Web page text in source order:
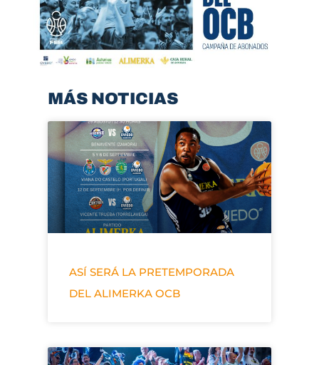
MÁS NOTICIAS
ASÍ SERÁ LA PRETEMPORADA
DEL ALIMERKA OCB